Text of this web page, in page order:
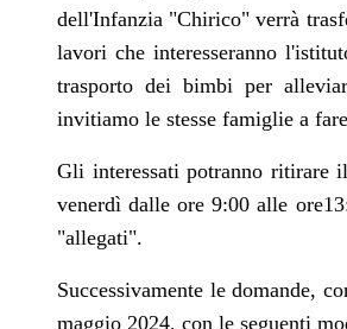
dell'Infanzia "Chirico" verrà
lavori che interesseranno
trasporto dei bimbi per
invitiamo le stesse famiglie a
Gli interessati potranno ritirare
venerdì dalle ore 9:00 alle
"allegati".
Successivamente le domande,
maggio 2024, con le seguenti